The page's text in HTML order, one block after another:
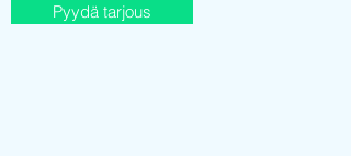
Pyydä tarjous